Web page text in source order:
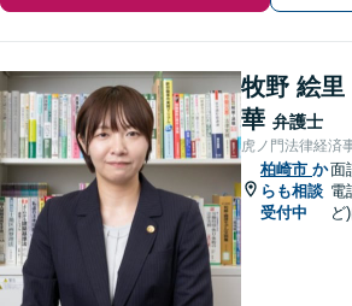
牧野 絵里
華 弁護士
虎ノ門法律経済
柏崎市 か
らも相談
受付中
面
電
ど